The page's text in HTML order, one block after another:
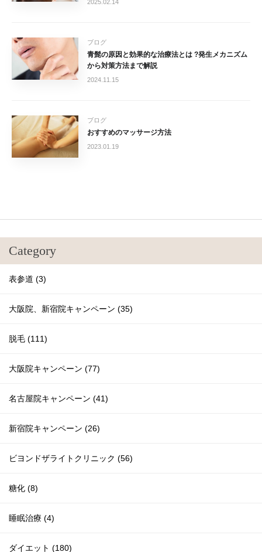
2025.02.14
ブログ
青髭の原因と効果的な治療法とは ?発生メカニズム
から対策方法まで解説
2024.11.15
ブログ
おすすめのマッサージ方法
2023.01.19
Category
表参道 (3)
大阪院、新宿院キャンペーン (35)
脱毛 (111)
大阪院キャンペーン (77)
名古屋院キャンペーン (41)
新宿院キャンペーン (26)
ビヨンドザライトクリニック (56)
糖化 (8)
睡眠治療 (4)
ダイエット (180)